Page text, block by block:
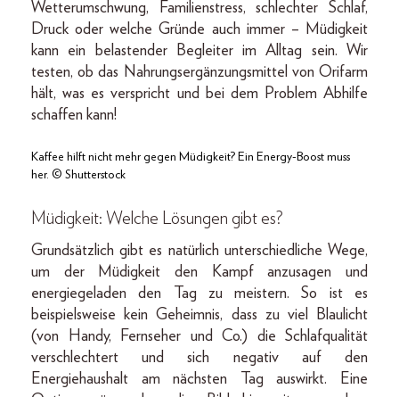
Wetterumschwung, Familienstress, schlechter Schlaf,
Druck oder welche Gründe auch immer – Müdigkeit
kann ein belastender Begleiter im Alltag sein. Wir
testen, ob das Nahrungsergänzungsmittel von Orifarm
hält, was es verspricht und bei dem Problem Abhilfe
schaffen kann!
Kaffee hilft nicht mehr gegen Müdigkeit? Ein Energy-Boost muss
her. © Shutterstock
Müdigkeit: Welche Lösungen gibt es?
Grundsätzlich gibt es natürlich unterschiedliche Wege,
um der Müdigkeit den Kampf anzusagen und
energiegeladen den Tag zu meistern. So ist es
beispielsweise kein Geheimnis, dass zu viel Blaulicht
(von Handy, Fernseher und Co.) die Schlafqualität
verschlechtert und sich negativ auf den
Energiehaushalt am nächsten Tag auswirkt. Eine